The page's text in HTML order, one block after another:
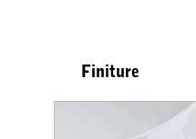
Finiture